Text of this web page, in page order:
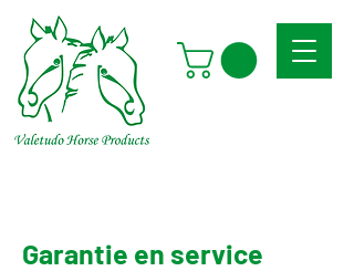
Garantie en service